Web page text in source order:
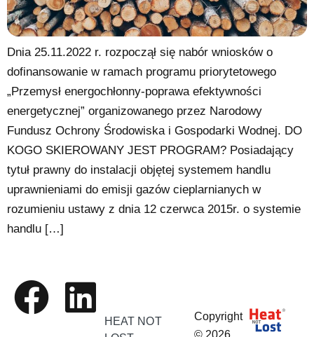
Dnia 25.11.2022 r. rozpoczął się nabór wniosków o
dofinansowanie w ramach programu priorytetowego
„Przemysł energochłonny-poprawa efektywności
energetycznej” organizowanego przez Narodowy
Fundusz Ochrony Środowiska i Gospodarki Wodnej. DO
KOGO SKIEROWANY JEST PROGRAM? Posiadający
tytuł prawny do instalacji objętej systemem handlu
uprawnieniami do emisji gazów cieplarnianych w
rozumieniu ustawy z dnia 12 czerwca 2015r. o systemie
handlu […]
HEAT NOT
Copyright